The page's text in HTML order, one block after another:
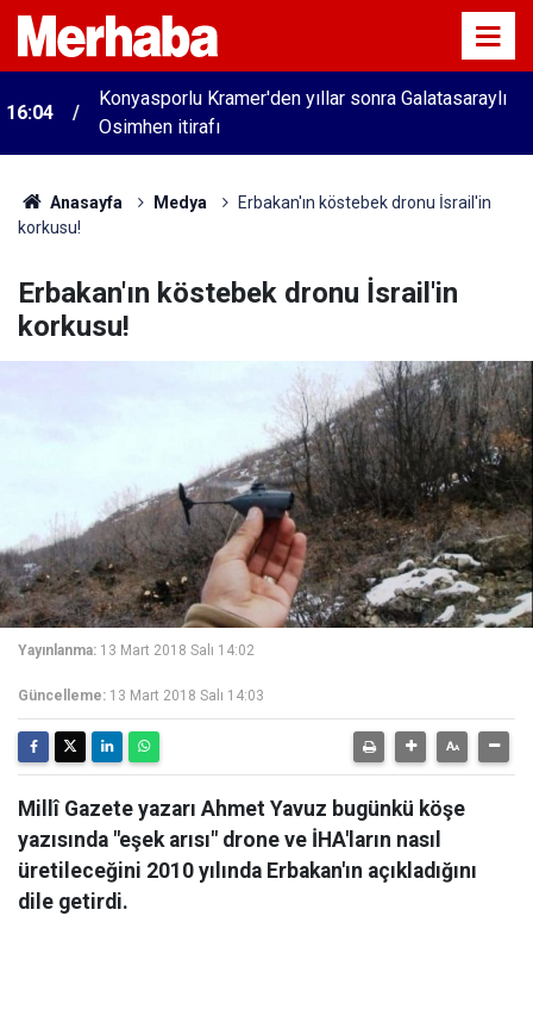
16:04
Konyasporlu Kramer'den yıllar sonra Galatasaraylı
Osimhen itirafı
Anasayfa Medya
Erbakan'ın köstebek dronu İsrail'in
korkusu!
Erbakan'ın köstebek dronu İsrail'in
korkusu!
Yayınlanma: 13 Mart 2018 Salı 14:02
Güncelleme: 13 Mart 2018 Salı 14:03
Millî Gazete yazarı Ahmet Yavuz bugünkü köşe
yazısında "eşek arısı" drone ve İHA'ların nasıl
üretileceğini 2010 yılında Erbakan'ın açıkladığını
dile getirdi.